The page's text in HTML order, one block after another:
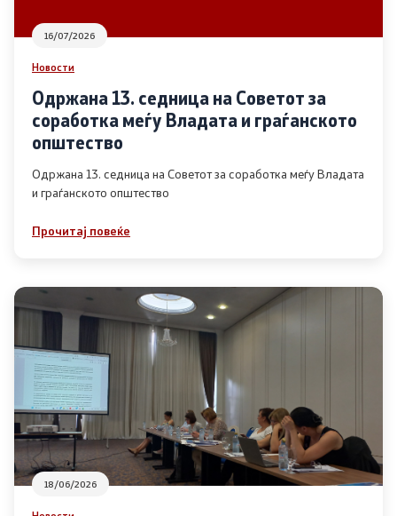
Извештаи
Список на ОЈИ
Контакт
Контакт
Линкови
Изјава за пристапност
Со еден клик до сите услуги
16/07/2026
Новости
Одржана 13. седница на Советот за
соработка меѓу Владата и граѓанското
општество
Одржана 13. седница на Советот за соработка меѓу Владата
и граѓанското општество
Прочитај повеќе
18/06/2026